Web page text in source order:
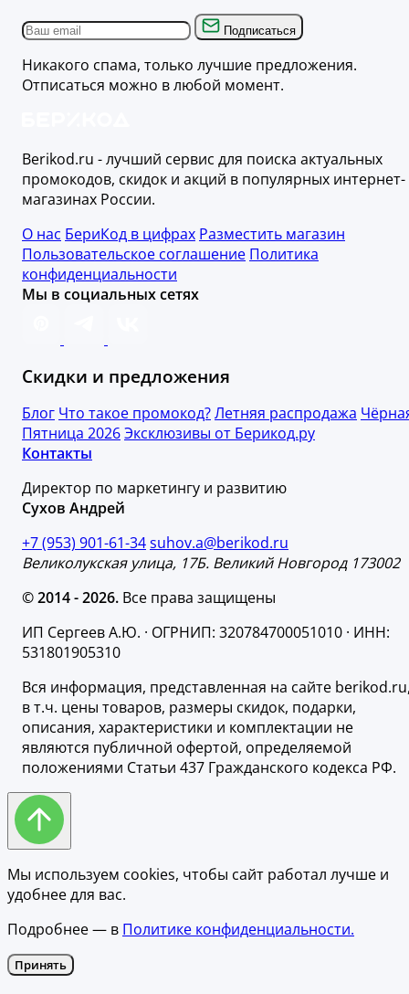
Подписаться
Никакого спама, только лучшие предложения.
Отписаться можно в любой момент.
Berikod.ru - лучший сервис для поиска актуальных
промокодов, скидок и акций в популярных интернет-
магазинах России.
О нас БериКод в цифрах Разместить магазин
Пользовательское соглашение Политика
конфиденциальности
Мы в социальных сетях
Скидки и предложения
Блог Что такое промокод?Летняя распродажа
Пятница 2026Эксклюзивы от Берикод.ру
Контакты
Директор по маркетингу и развитию
Сухов Андрей
+7 (953) 901-61-34suhov.a@berikod.ru
Великолукская улица, 17Б. Великий Новгород 173002
© 2014 - 2026. Все права защищены
ИП Сергеев А.Ю. · ОГРНИП: 320784700051010 · ИНН:
531801905310
Вся информация, представленная на сайте
в т.ч. цены товаров, размеры скидок, подарки,
описания, характеристики и комплектации не
являются публичной офертой, определяемой
положениями Статьи 437 Гражданского кодекса РФ.
Мы используем cookies, чтобы сайт работал лучше и
удобнее для вас.
Подробнее — в Политике конфиденциальности.
Принять